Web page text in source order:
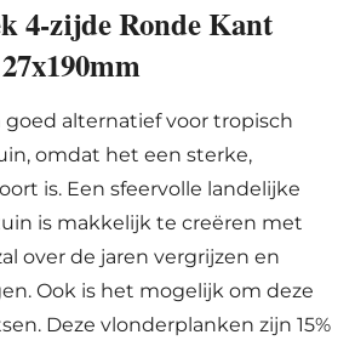
4-zijde Ronde Kant
alternatief voor tropisch
omdat het een sterke,
is. Een sfeervolle landelijke
is makkelijk te creëren met
over de jaren vergrijzen en
Ook is het mogelijk om deze
Deze vlonderplanken zijn 15%